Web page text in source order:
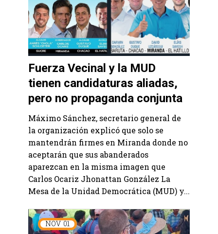
Fuerza Vecinal y la MUD
tienen candidaturas aliadas,
pero no propaganda conjunta
Máximo Sánchez, secretario general de
la organización explicó que solo se
mantendrán firmes en Miranda donde no
aceptarán que sus abanderados
aparezcan en la misma imagen que
Carlos Ocariz Jhonattan González La
Mesa de la Unidad Democrática (MUD) y...
NOV 01